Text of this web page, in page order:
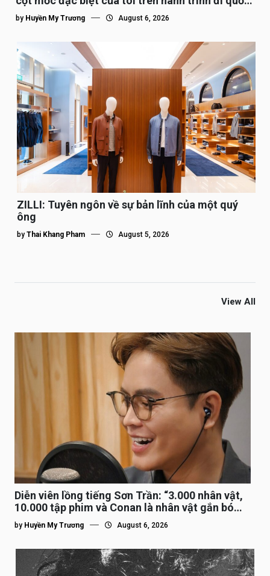
tế”
by Huyền My Trương August 6, 2026
ZILLI: Tuyên ngôn về sự bản lĩnh của một quý
ông
by Thai Khang Pham August 5, 2026
View All
Diễn viên lồng tiếng Sơn Trần: “3.000 nhân vật,
10.000 tập phim và Conan là nhân vật gắn bó
lâu nhất”
by Huyền My Trương August 6, 2026